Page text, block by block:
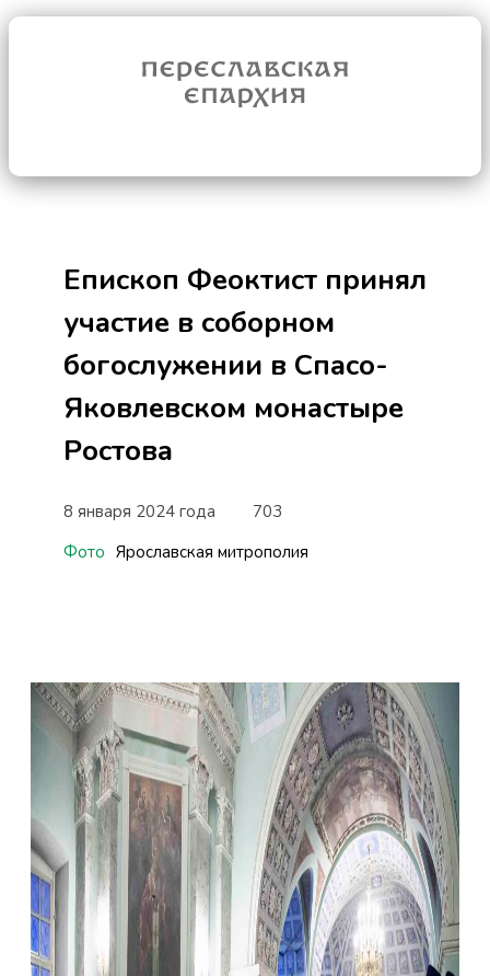
Епископ Феоктист принял
участие в соборном
богослужении в Спасо-
Яковлевском монастыре
Ростова
8 января 2024 года
703
Фото Ярославская митрополия